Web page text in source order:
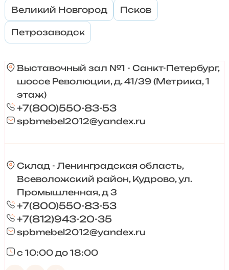
Великий Новгород Псков
Петрозаводск
Выставочный зал №1 - Санкт-Петербург,
шоссе Революции, д. 41/39 (Метрика, 1
этаж)
+7(800)550-83-53
spbmebel2012@yandex.ru
Склад - Ленинградская область,
Всеволожский район, Кудрово, ул.
Промышленная, д 3
+7(800)550-83-53
+7(812)943-20-35
spbmebel2012@yandex.ru
с 10:00 до 18:00